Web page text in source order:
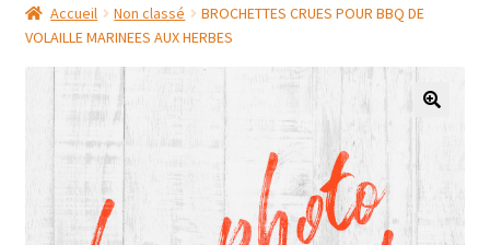
Plat du Jour/ Menu Week end
NOS BOUTIQUES
MON COMPTE
Accueil Non classé
BROCHETTES CRUES POUR BBQ DE
VOLAILLE MARINEES AUX HERBES